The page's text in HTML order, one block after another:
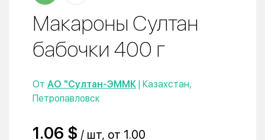
Макароны Султан
бабочки 400 г
От АО "Султан-ЭММК | Казахстан,
Петропавловск
1.06 $ / шт, от 1.00